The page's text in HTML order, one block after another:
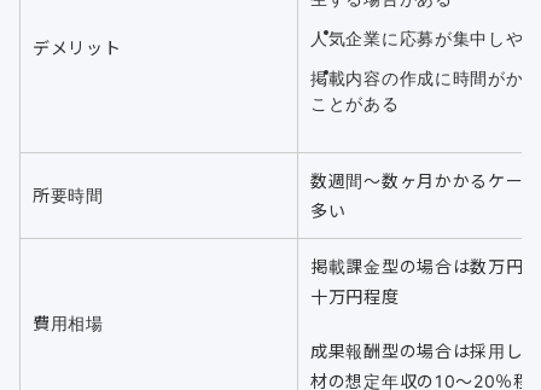
デメリット
人気企業に応募が集中しや
掲載内容の作成に時間がか
ことがある
所要時間
数週間〜数ヶ月かかるケー
多い
費用相場
掲載課金型の場合は数万円
十万円程度
成果報酬型の場合は採用し
材の想定年収の10〜20％程